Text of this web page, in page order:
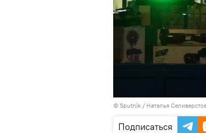
© Sputnik / Наталья
Подписаться